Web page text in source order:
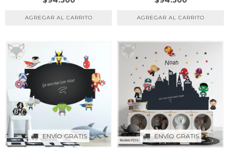
ENVÍO GRATIS ENVÍO GRATIS